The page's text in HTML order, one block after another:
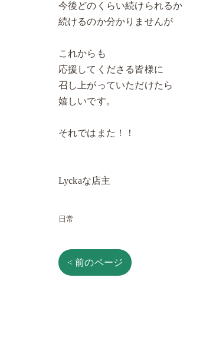
今後どのくらい続けられるか
続けるのか分かりませんが
これからも
応援してくださる皆様に
召し上がっていただけたら
嬉しいです。
それではまた！！
Lyckaな店主
日常
< 前のページ